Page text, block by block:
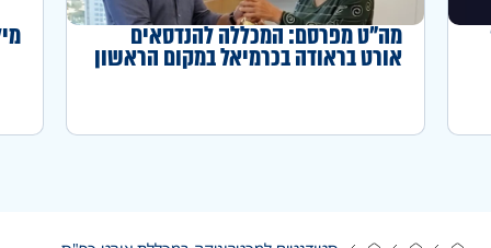
מה"ט מפרסם: המכללה להנדסאים
אורט בראודה בכרמיאל במקום הראשון
באחוז המדופלמים לשנה"ל תשפ"ה